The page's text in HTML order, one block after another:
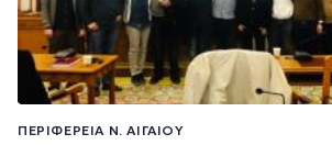
ΠΕΡΙΦΈΡΕΙΑ Ν. ΑΙΓΑΊΟΥ